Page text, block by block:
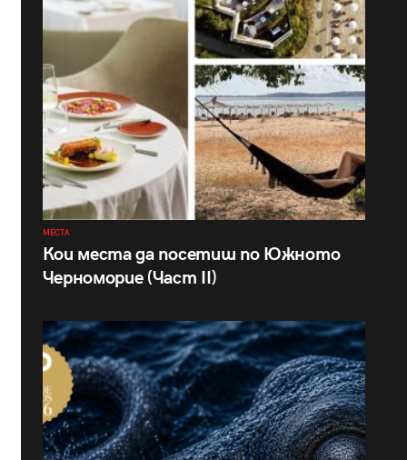
МЕСТА
Кои места да посетиш по Южното
Черноморие (Част II)